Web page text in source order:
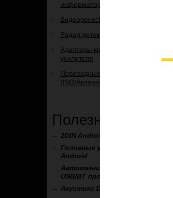
информатор)
Видеорегистраторы
Радар детекторы
Адаптеры кнопок руля и
усилителя
Переходные рамки и переходники
(ISO/Антенные)
Полезные ссылки
2DIN Android
Головные устройства на ОС
Android
Автомагнитола Aura AMH-77DSP
USB/BT процессор
Акустика DLS